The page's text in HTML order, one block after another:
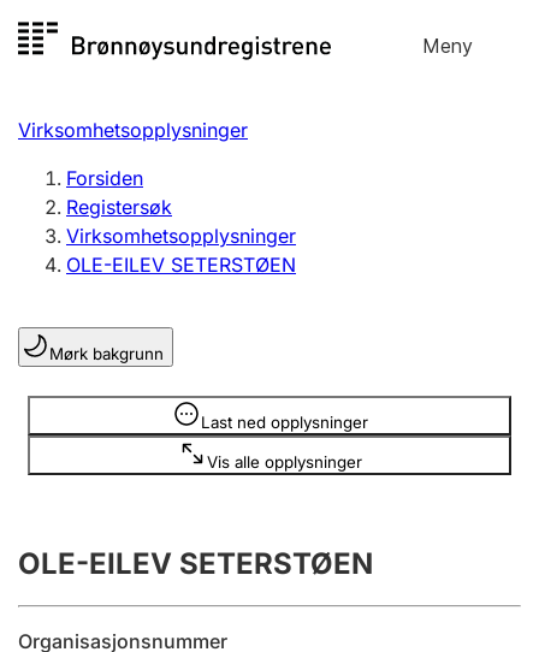
til
Meny
Registersøk
Aksjeselskap
Enkeltpersonforetak
Registrere, endre, slette
Lag og forening
Registrere, endre, slette
Innsending og forsinkelsesgebyr
Virksomhetsopplysninger
Forsiden
Registersøk
Virksomhetsopplysninger
OLE-EILEV SETERSTØEN
Mørk bakgrunn
Last ned opplysninger
Vis alle opplysninger
Opplysninger er skjult
OLE-EILEV SETERSTØEN
Organisasjonsnummer